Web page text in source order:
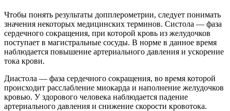
Чтобы понять результаты допплерометрии, следует понимать
значения некоторых медицинских терминов. Систола — фаза
сердечного сокращения, при которой кровь из желудочков
поступает в магистральные сосуды. В норме в данное время
наблюдается повышение артериального давления и ускорение
тока крови.
Диастола — фаза сердечного сокращения, во время которой
происходит расслабление миокарда и наполнение желудочков
кровью. У здорового человека наблюдается падение
артериального давления и снижение скорости кровотока.